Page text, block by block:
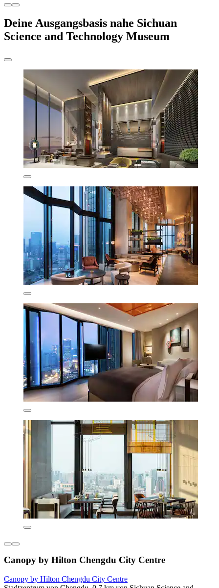
Deine Ausgangsbasis nahe Sichuan
Science and Technology Museum
Canopy by Hilton Chengdu City Centre
Canopy by Hilton Chengdu City Centre